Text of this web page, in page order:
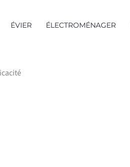
ÉVIER ÉLECTROMÉNAGER